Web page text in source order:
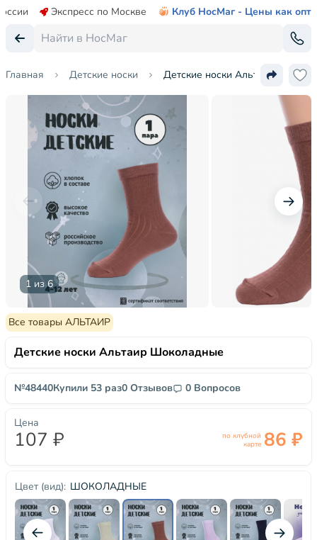
Экспресс по Москве Клуб НосМаг - Цены как опт
Главная Детские носки Детские носки Альтаир
1 из 6
Все товары АЛЬТАИР
Детские носки Альтаир Шоколадные
№48440Купили 53 раз0 Отзывов 0 Вопросов
Цвет (вид): ШОКОЛАДНЫЕ
Цена
107 ₽
по клубной
карте 86 ₽